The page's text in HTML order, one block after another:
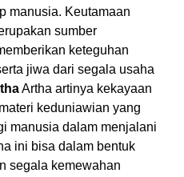
manusia. Keutamaan
sumber
keteguhan
jiwa dari segala usaha
Artha artinya kekayaan
keduniawian yang
manusia dalam menjalani
ini bisa dalam bentuk
segala kemewahan